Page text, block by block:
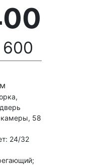
58
24/32